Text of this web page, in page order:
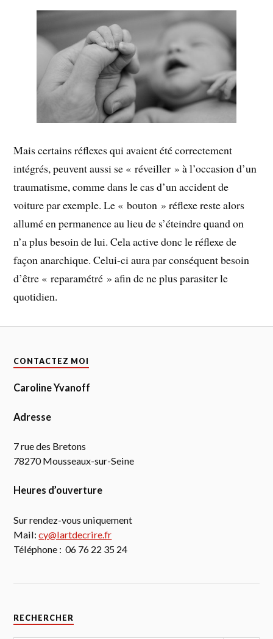
Mais certains réflexes qui avaient été correctement
intégrés, peuvent aussi se « réveiller » à l’occasion d’un
traumatisme, comme dans le cas d’un accident de
voiture par exemple. Le « bouton » réflexe reste alors
allumé en permanence au lieu de s’éteindre quand on
n’a plus besoin de lui. Cela active donc le réflexe de
façon anarchique. Celui-ci aura par conséquent besoin
d’être « reparamétré » afin de ne plus parasiter le
quotidien.
CONTACTEZ MOI
Caroline Yvanoff
Adresse
7 rue des Bretons
78270 Mousseaux-sur-Seine
Heures d’ouverture
Sur rendez-vous uniquement
Mail:cy@lartdecrire.fr
Téléphone : 06 76 22 35 24
RECHERCHER